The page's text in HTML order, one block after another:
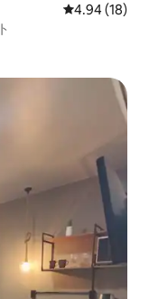
レビュー18
4.94 (18)